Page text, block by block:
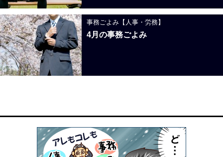
事務ごよみ【人事・労務】
4月の事務ごよみ